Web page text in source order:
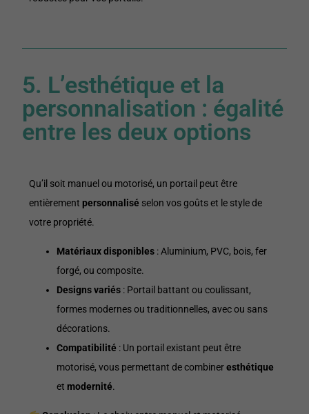
5. L’esthétique et la
personnalisation : égalité
entre les deux options
Qu’il soit manuel ou motorisé, un portail peut être
entièrementpersonnalisé selon vos goûts et le style de
votre propriété.
Matériaux disponibles : Aluminium, PVC, bois, fer
forgé, ou composite.
Designs variés : Portail battant ou coulissant,
formes modernes ou traditionnelles, avec ou sans
décorations.
Compatibilité : Un portail existant peut être
motorisé, vous permettant de combineresthétique
etmodernité.